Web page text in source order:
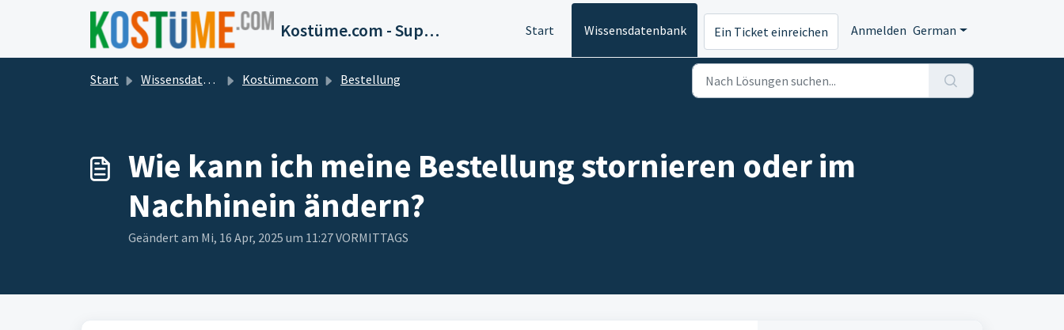
Zum hauptsächlichen Inhalt gehen
Kostüme.com - Support Start Wissensdatenbank Ein Ticket einreichen Anmelden German
Start Wissensdatenbank Kostüme.com Bestellung
Wie kann ich meine Bestellung stornieren oder im
Nachhinein ändern?
Geändert am Mi, 16 Apr, 2025 um 11:27 VORMITTAGS